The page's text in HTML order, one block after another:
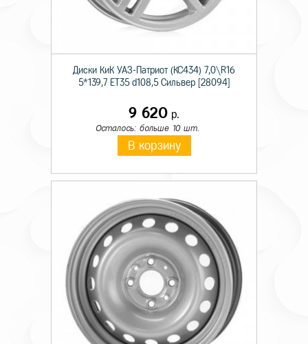
Диски КиК УАЗ-Патриот (КС434) 7,0\R16
5*139,7 ET35 d108,5 Сильвер [28094]
9 620 р.
Осталось: больше 10 шт.
В корзину